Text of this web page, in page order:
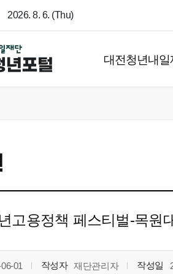
2026. 8. 6. (Thu)
대전청년내일
고용정책 페스티벌-목원
01 작성자 재단관리자 작성일